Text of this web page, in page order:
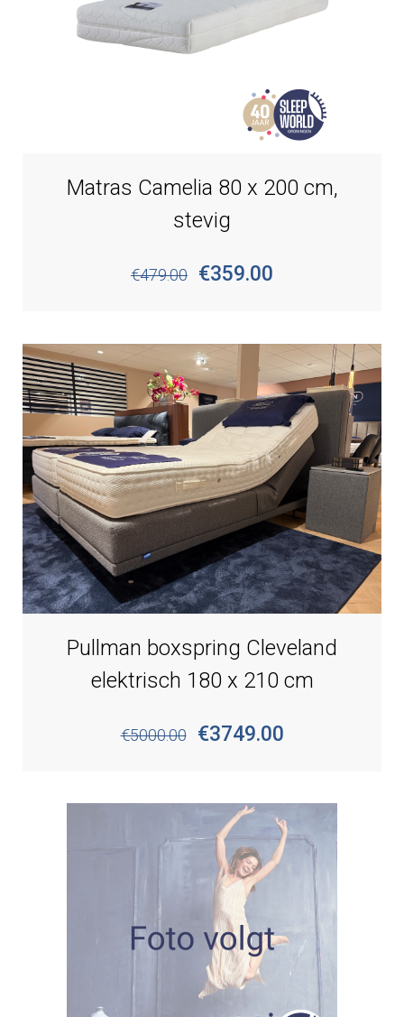
Matras Camelia 80 x 200 cm,
stevig
€479.00 €359.00
Pullman boxspring Cleveland
elektrisch 180 x 210 cm
€5000.00 €3749.00